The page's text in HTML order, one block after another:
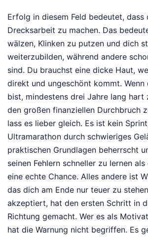
Erfolg in diesem Feld bedeutet,
Drecksarbeit zu machen. Das
wälzen, Klinken zu putzen und dich
weiterzubilden, während andere
sind. Du brauchst eine dicke Haut,
direkt und ungeschönt kommt.
bist, mindestens drei Jahre lang hart
den großen finanziellen Durchbruch
lass es lieber gleich. Es ist kein
Ultramarathon durch schwieriges
praktischen Grundlagen beherrscht
seinen Fehlern schneller zu lernen
eine echte Chance. Alles andere ist
das dich am Ende nur teuer zu
akzeptiert, hat den ersten Schritt in
Richtung gemacht. Wer es als
hat die Warnung nicht begriffen. Es